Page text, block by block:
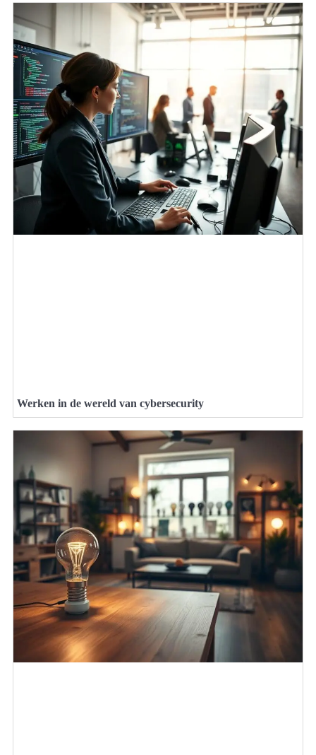
Werken in de wereld van cybersecurity